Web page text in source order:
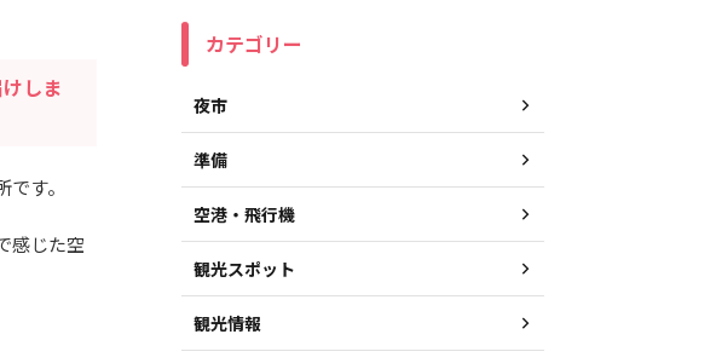
しま
す。
感じた空
カテゴリー
夜市
準備
空港・飛行機
観光スポット
観光情報